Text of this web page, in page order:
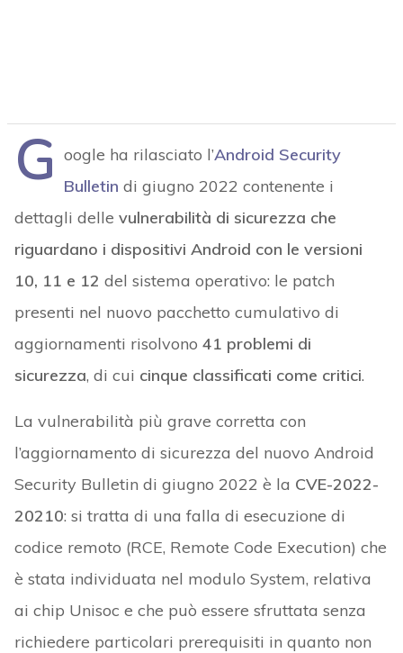
G oogle ha rilasciato l’Android Security
Bulletin di giugno 2022 contenente i
dettagli delle vulnerabilità di sicurezza che
riguardano i dispositivi Android con le versioni
10, 11 e 12 del sistema operativo: le patch
presenti nel nuovo pacchetto cumulativo di
aggiornamenti risolvono 41 problemi di
sicurezza, di cui cinque classificati come critici.
La vulnerabilità più grave corretta con
l’aggiornamento di sicurezza del nuovo Android
Security Bulletin di giugno 2022 è la CVE-2022-
20210: si tratta di una falla di esecuzione di
codice remoto (RCE, Remote Code Execution) che
è stata individuata nel modulo System, relativa
ai chip Unisoc e che può essere sfruttata senza
richiedere particolari prerequisiti in quanto non